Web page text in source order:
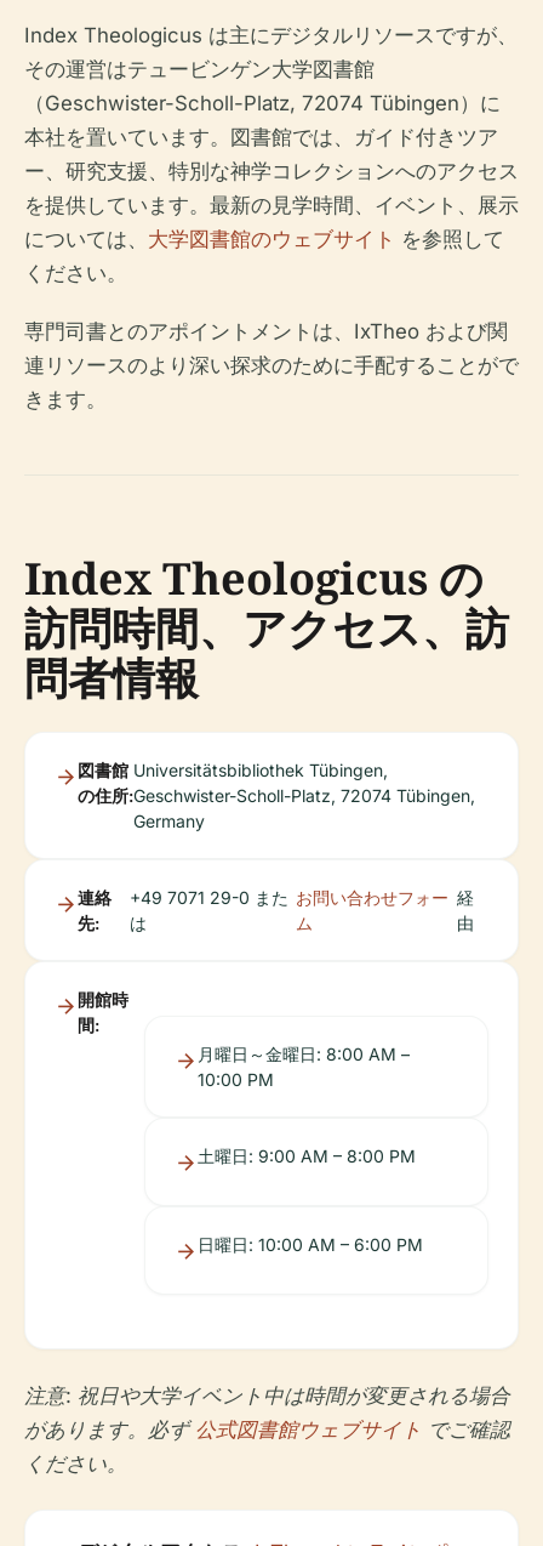
Index Theologicus は主にデジタルリソースですが、
その運営はテュービンゲン大学図書館
（Geschwister-Scholl-Platz, 72074 Tübingen）に
本社を置いています。図書館では、ガイド付きツア
ー、研究支援、特別な神学コレクションへのアクセス
を提供しています。最新の見学時間、イベント、展示
については、 大学図書館のウェブサイト を参照して
ください。
専門司書とのアポイントメントは、IxTheo および関
連リソースのより深い探求のために手配することがで
きます。
Index Theologicus の
訪問時間、アクセス、訪
問者情報
図書館
の住所:
Universitätsbibliothek Tübingen,
Geschwister-Scholl-Platz, 72074 Tübingen,
Germany
連絡
先:
+49 7071 29-0 また
は
お問い合わせフォー
ム
経
由
開館時
間:
月曜日～金曜日: 8:00 AM –
10:00 PM
土曜日: 9:00 AM – 8:00 PM
日曜日: 10:00 AM – 6:00 PM
注意: 祝日や大学イベント中は時間が変更される場合
があります。必ず公式図書館ウェブサイト でご確認
ください。